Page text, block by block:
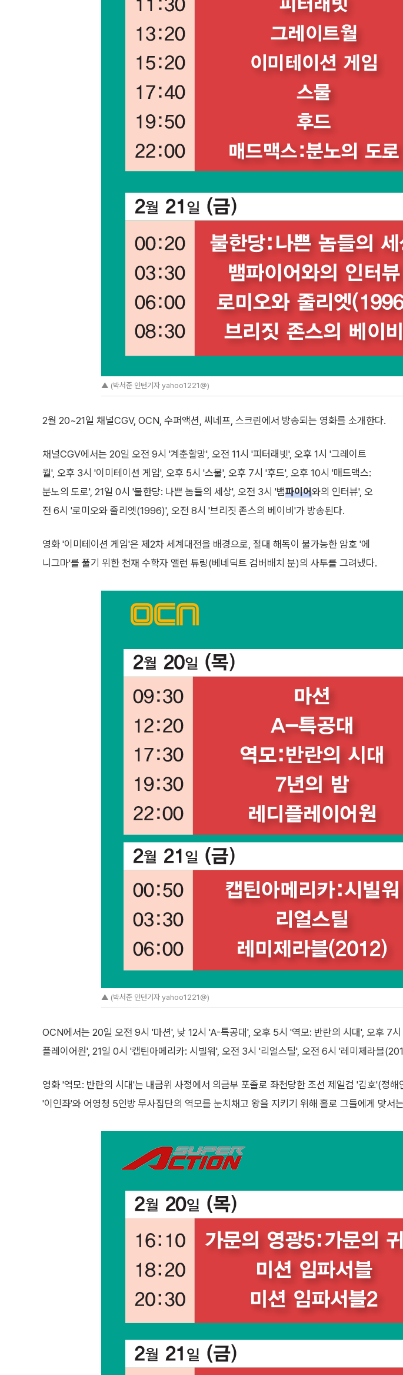
▲ (박서준 인턴기자 yahoo1221@)
2월 20~21일 채널CGV, OCN, 수퍼액션, 씨네프, 스크린에서 방송되는 영화를 소개한다.
채널CGV에서는 20일 오전 9시 '계춘할망', 오전 11시 '피터래빗', 오후 1시 '그레이트
월', 오후 3시 '이미테이션 게임', 오후 5시 '스물', 오후 7시 '후드', 오후 10시 '매드맥스:
분노의 도로', 21일 0시 '불한당: 나쁜 놈들의 세상', 오전 3시 '뱀파이어와의 인터뷰', 오
전 6시 '로미오와 줄리엣(1996)', 오전 8시 '브리짓 존스의 베이비'가 방송된다.
영화 '이미테이션 게임'은 제2차 세계대전을 배경으로, 절대 해독이 불가능한 암호 '에
니그마'를 풀기 위한 천재 수학자 앨런 튜링(베네딕트 검버배치 분)의 사투를 그려냈다.
▲ (박서준 인턴기자 yahoo1221@)
OCN에서는 20일 오전 9시 '마션', 낮 12시 'A-특공대', 오후 5시 '역모: 반란의 시대', 오후 7
플레이어원', 21일 0시 '캡틴아메리카: 시빌워', 오전 3시 '리얼스틸', 오전 6시 '레미제라블
영화 '역모: 반란의 시대'는 내금위 사정에서 의금부 포졸로 좌천당한 조선 제일검 '김호'(정해
'이인좌'와 어영청 5인방 무사집단의 역모를 눈치채고 왕을 지키기 위해 홀로 그들에게 맞서